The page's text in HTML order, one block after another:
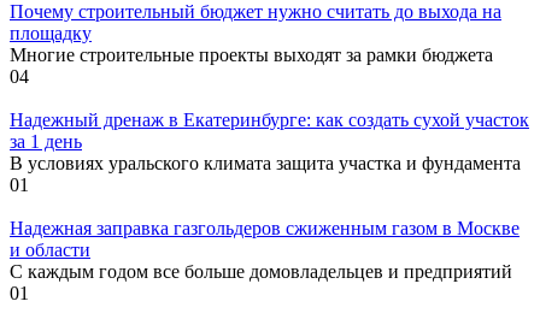
Почему строительный бюджет нужно считать до выхода на
площадку
Многие строительные проекты выходят за рамки бюджета
04
Надежный дренаж в Екатеринбурге: как создать сухой участок
за 1 день
В условиях уральского климата защита участка и фундамента
01
Надежная заправка газгольдеров сжиженным газом в Москве
и области
С каждым годом все больше домовладельцев и предприятий
01